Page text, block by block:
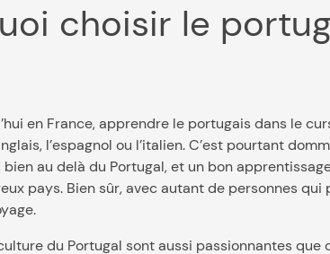
choisir le
en France, apprendre le portugais dans le
l’espagnol ou l’italien. C’est pourtant
bien au delà du Portugal, et un bon
pays. Bien sûr, avec autant de personnes
du Portugal sont aussi passionnantes